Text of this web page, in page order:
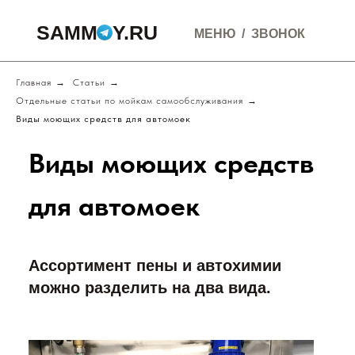
SAMMOY.RU МЕНЮ / ЗВОНОК
Главная → Статьи →
Отдельные статьи по мойкам самообслуживания →
Виды моющих средств для автомоек
Виды моющих средств
для автомоек
Ассортимент пены и автохимии
можно разделить на два вида.